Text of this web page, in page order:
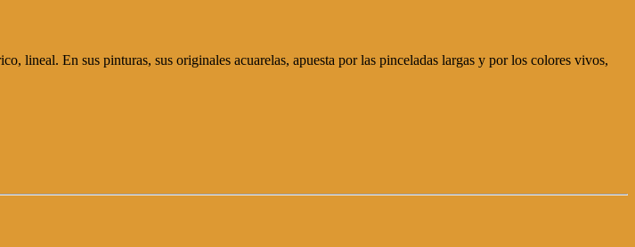
lineal. En sus pinturas, sus originales acuarelas, apuesta por las pinceladas largas y por los colores vivos,